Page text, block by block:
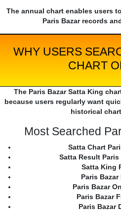
The annual chart enables users
Paris Bazar records
WHY USERS
CHART
The Paris Bazar Satta King
because users regularly want
historical
Most Searched
Satta Chart
Satta Result Paris
Satta King
Paris
Paris Bazar
Paris Bazar
Paris Bazar